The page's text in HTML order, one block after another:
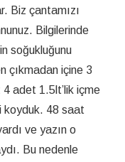
Biz çantamızı
Bilgilerinde
soğukluğunu
çıkmadan içine 3
4 adet 1.5lt’lik içme
koyduk. 48 saat
ve yazın o
Bu nedenle